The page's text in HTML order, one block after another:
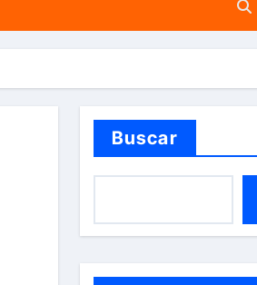
Buscar